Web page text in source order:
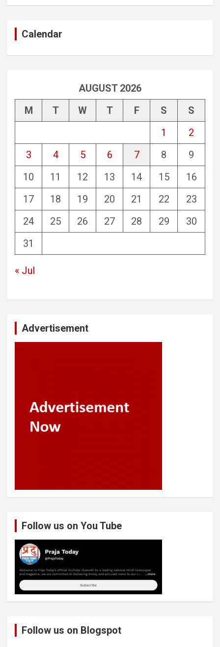
Calendar
AUGUST 2026
M
T W T F S
S
1
2
3
4 5 6 7 8
9
10
11 12 13 14 15
16
17
18 19 20 21 22
23
24
25 26 27 28 29
30
31
« Jul
Advertisement
Follow us on You Tube
Follow us on Blogspot